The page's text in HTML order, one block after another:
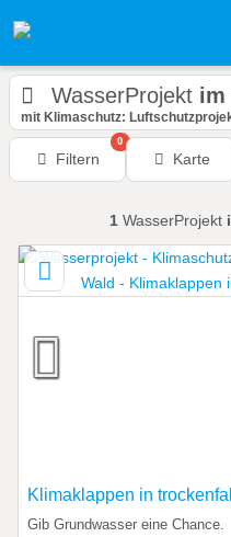
WasserProjekt im
mit Klimaschutz:
Filtern
0
Karte
1 WasserProjekt
Klimaklappen in
Gib Grundwasser eine Chance.